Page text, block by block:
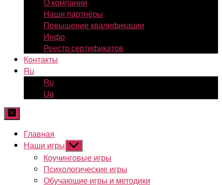
О компании
Наши партнёры
Повышение квалификации
Инфо
Реестр сертификатов
Контакты
Ru
Ru
Ua
Главная
Наши игры Показывать
подменю
Коучинговые игры
Психологические игры
Обучающие игры и методики